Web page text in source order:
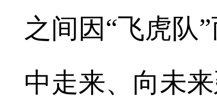
之间因“飞虎队
中走来、向未